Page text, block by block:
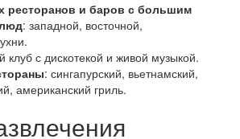
ресторанов и баров с большим
: западной, восточной,
с дискотекой и живой музыкой.
: сингапурский, вьетнамский,
американский гриль.